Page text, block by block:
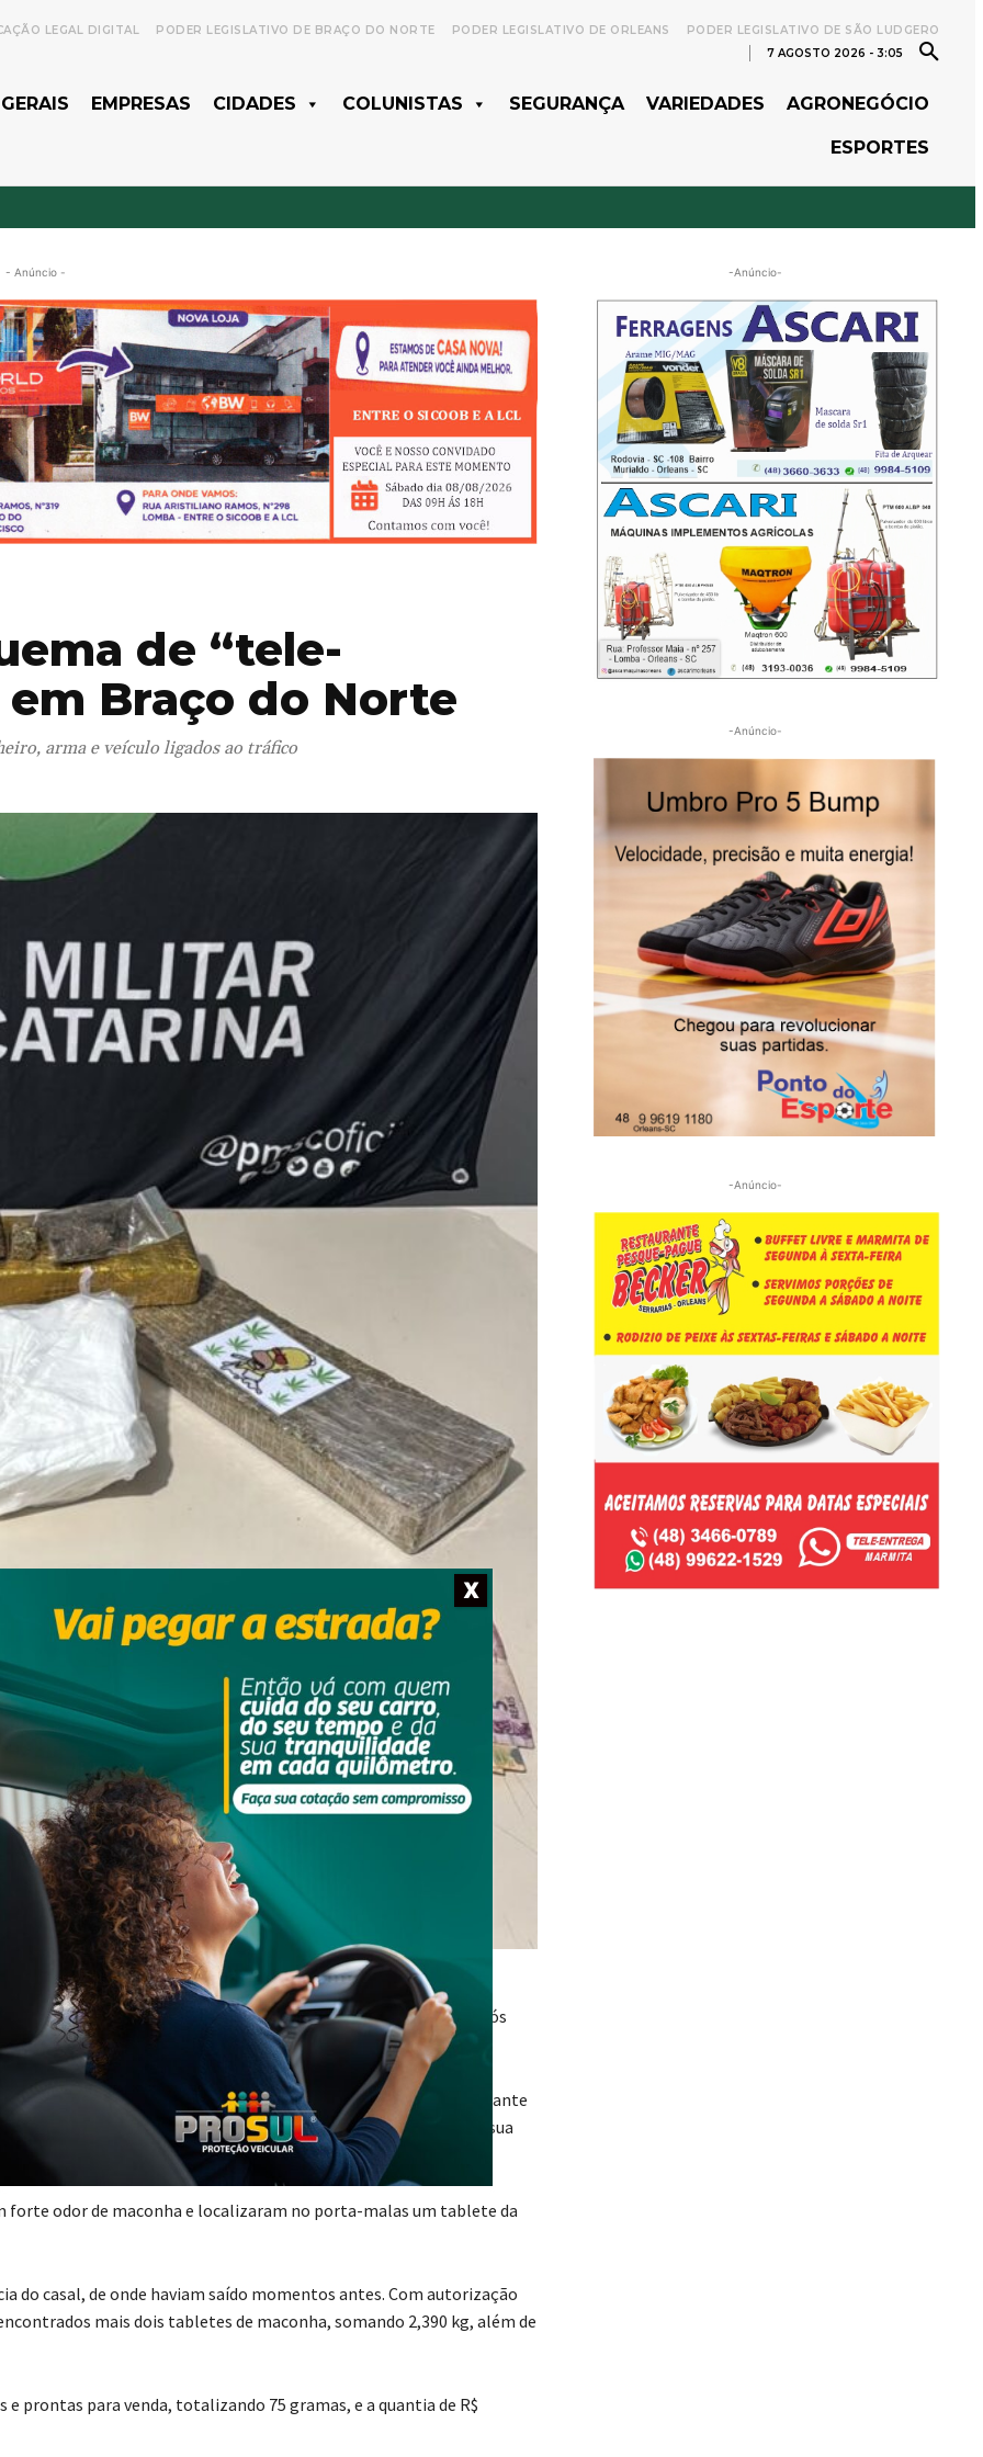
LEGAL DIGITAL PODER LEGISLATIVO DE BRAÇO DO NORTE PODER LEGISLATIVO DE ORLEANS
PODER LEGISLATIVO DE SÃO LUDGERO
7 AGOSTO 2026 - 3:05
EMPRESAS CIDADES COLUNISTAS SEGURANÇA VARIEDADES AGRONEGÓCIO
ESPORTES
- Anúncio -
de “tele-
Braço do Norte
arma e veículo ligados ao tráfico
do Norte, atenderam uma ocorrência de tráfico de drogas após
realizava a venda de drogas no sistema de “tele-entrega”. Diante
abordá-lo no bairro Açucena, enquanto ele se deslocava com sua
forte odor de maconha e localizaram no porta-malas um tablete da
do casal, de onde haviam saído momentos antes. Com autorização
mais dois tabletes de maconha, somando 2,390 kg, além de
prontas para venda, totalizando 75 gramas, e a quantia de R$
-Anúncio-
-Anúncio-
-Anúncio-
X